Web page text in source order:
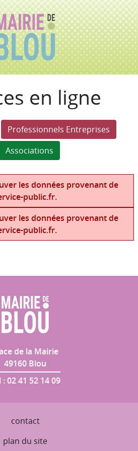
en ligne
Professionnels Entreprises
Associations
les données provenant de
public.fr.
les données provenant de
public.fr.
de la Mairie
49160 Blou
: 02 41 52 14 09
contact
plan du site